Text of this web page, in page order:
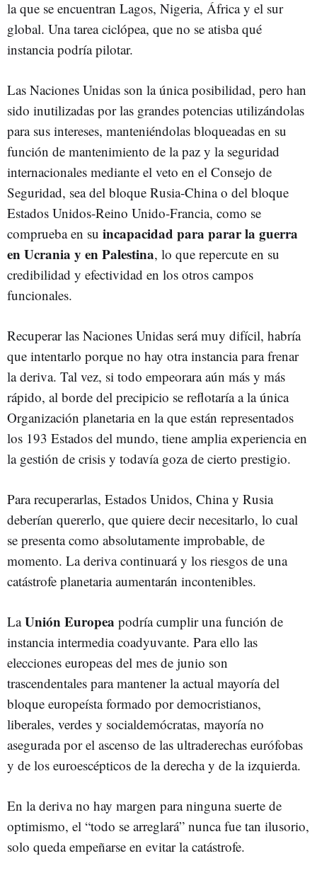
la que se encuentran Lagos, Nigeria, África y el sur
global. Una tarea ciclópea, que no se atisba qué
instancia podría pilotar.
Las Naciones Unidas son la única posibilidad, pero han
sido inutilizadas por las grandes potencias utilizándolas
para sus intereses, manteniéndolas bloqueadas en su
función de mantenimiento de la paz y la seguridad
internacionales mediante el veto en el Consejo de
Seguridad, sea del bloque Rusia-China o del bloque
Estados Unidos-Reino Unido-Francia, como se
comprueba en su incapacidad para parar la guerra
en Ucrania y en Palestina, lo que repercute en su
credibilidad y efectividad en los otros campos
funcionales.
Recuperar las Naciones Unidas será muy difícil, habría
que intentarlo porque no hay otra instancia para frenar
la deriva. Tal vez, si todo empeorara aún más y más
rápido, al borde del precipicio se reflotaría a la única
Organización planetaria en la que están representados
los 193 Estados del mundo, tiene amplia experiencia en
la gestión de crisis y todavía goza de cierto prestigio.
Para recuperarlas, Estados Unidos, China y Rusia
deberían quererlo, que quiere decir necesitarlo, lo cual
se presenta como absolutamente improbable, de
momento. La deriva continuará y los riesgos de una
catástrofe planetaria aumentarán incontenibles.
LaUnión Europea podría cumplir una función de
instancia intermedia coadyuvante. Para ello las
elecciones europeas del mes de junio son
trascendentales para mantener la actual mayoría del
bloque europeísta formado por democristianos,
liberales, verdes y socialdemócratas, mayoría no
asegurada por el ascenso de las ultraderechas eurófobas
y de los euroescépticos de la derecha y de la izquierda.
En la deriva no hay margen para ninguna suerte de
optimismo, el “todo se arreglará” nunca fue tan ilusorio,
solo queda empeñarse en evitar la catástrofe.